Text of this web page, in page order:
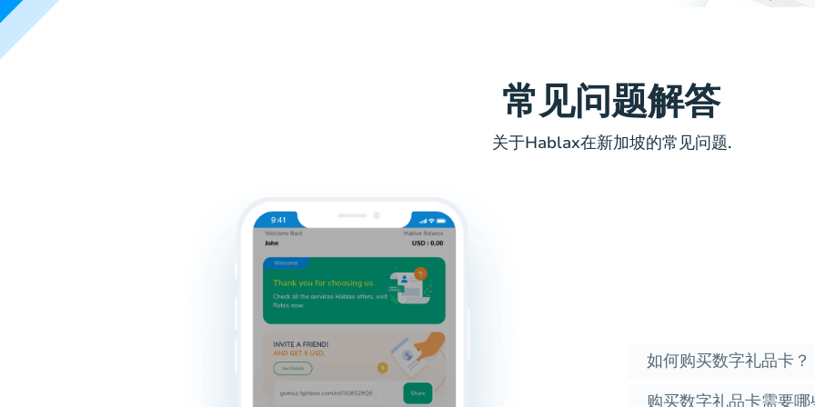
常见问题解答
关于Hablax在新加坡的常见问题.
如何购买数字礼品卡？
购买数字礼品卡需要